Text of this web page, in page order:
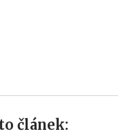
článek: